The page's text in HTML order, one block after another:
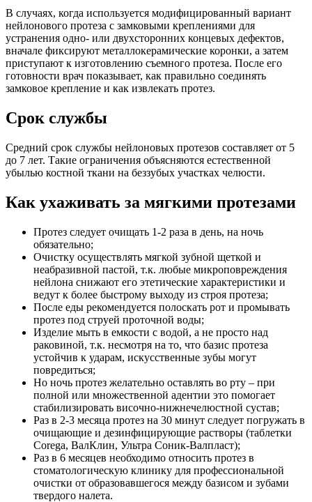
В случаях, когда используется модифицированный вариант
нейлонового протеза с замковыми креплениями для
устранения одно- или двухсторонних концевых дефектов,
вначале фиксируют металлокерамические коронки, а затем
приступают к изготовлению съемного протеза. После его
готовности врач показывает, как правильно соединять
замковое крепление и как извлекать протез.
Срок службы
Средний срок службы нейлоновых протезов составляет от 5
до 7 лет. Такие ограничения объясняются естественной
убылью костной ткани на беззубых участках челюсти.
Как ухаживать за мягкими протезами
Протез следует очищать 1-2 раза в день, на ночь
обязательно;
Очистку осуществлять мягкой зубной щеткой и
неабразивной пастой, т.к. любые микроповреждения
нейлона снижают его этетические характеристики и
ведут к более быстрому выходу из строя протеза;
После еды рекомендуется полоскать рот и промывать
протез под струей проточной воды;
Изделие мыть в емкости с водой, а не просто над
раковиной, т.к. несмотря на то, что базис протеза
устойчив к ударам, искусственные зубы могут
повредиться;
Но ночь протез желательно оставлять во рту – при
полной или множественной адентии это помогает
стабилизировать височно-нижнечелюстной сустав;
Раз в 2-3 месяца протез на 30 минут следует погружать в
очищающие и дезинфицирующие растворы (таблетки
Corega, ВалКлин, Ультра Соник-Валпласт);
Раз в 6 месяцев необходимо относить протез в
стоматологическую клинику для профессиональной
очистки от образовавшегося между базисом и зубами
твердого налета.